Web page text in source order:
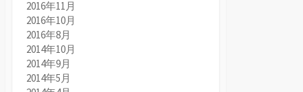
2016年11月
2016年10月
2016年8月
2014年10月
2014年9月
2014年5月